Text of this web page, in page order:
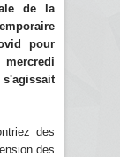
de la
pour
mercredi
s'agissait
des
des